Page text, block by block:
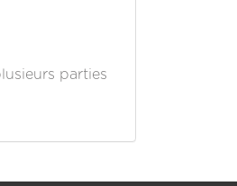
parties